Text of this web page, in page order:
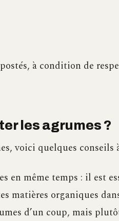
à condition de
les agrumes ?
voici quelques conseils
en même temps : il est
matières organiques
d’un coup, mais